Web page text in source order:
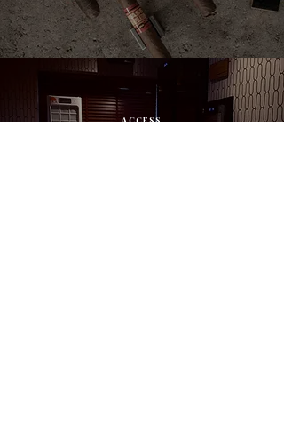
ACCESS